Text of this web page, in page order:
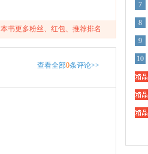
本书更多粉丝、红包、推荐排名
查看全部0条评论>>
7
8
9
10